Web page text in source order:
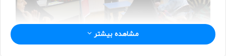
مشاهده بیشتر